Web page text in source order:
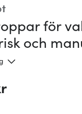
för
och